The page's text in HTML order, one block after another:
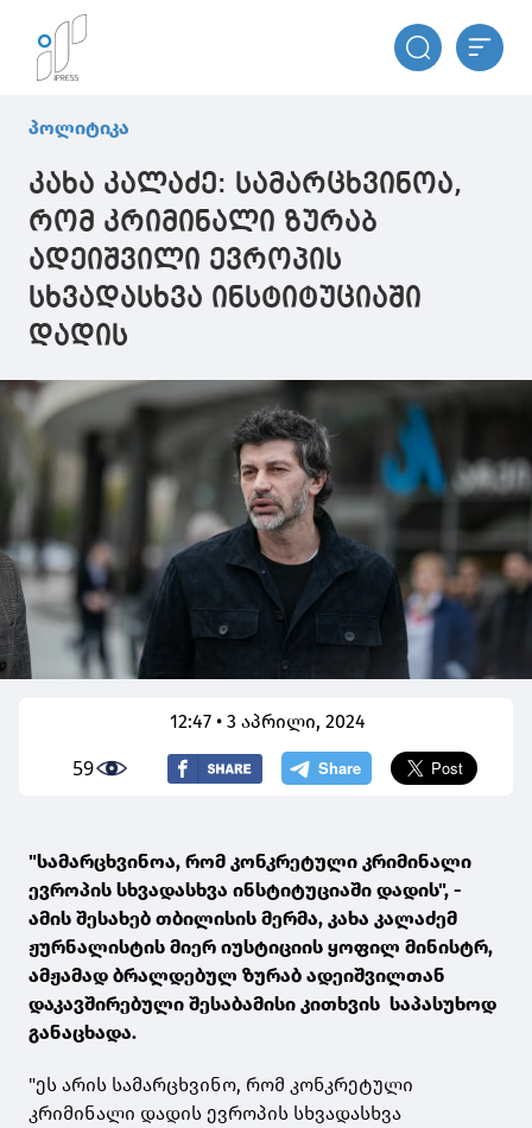
პოლიტიკა
კახა კალაძე: სამარცხვინოა,
რომ კრიმინალი ზურაბ
ადეიშვილი ევროპის
სხვადასხვა ინსტიტუციაში
დადის
12:47 • 3 აპრილი, 2024
59
"სამარცხვინოა, რომ კონკრეტული კრიმინალი
ევროპის სხვადასხვა ინსტიტუციაში დადის", -
ამის შესახებ თბილისის მერმა, კახა კალაძემ
ჟურნალისტის მიერ იუსტიციის ყოფილ მინისტრ,
ამჟამად ბრალდებულ ზურაბ ადეიშვილთან
დაკავშირებული შესაბამისი კითხვის საპასუხოდ
განაცხადა.
"ეს არის სამარცხვინო, რომ კონკრეტული
კრიმინალი დადის ევროპის სხვადასხვა